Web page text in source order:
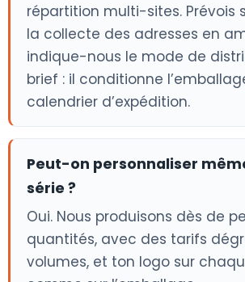
répartition multi-sites. Prévois
la collecte des adresses en
indique-nous le mode de
brief : il conditionne
calendrier d’expédition.
Peut-on personnaliser
série ?
Oui. Nous produisons dès de
quantités, avec des tarifs
volumes, et ton logo sur